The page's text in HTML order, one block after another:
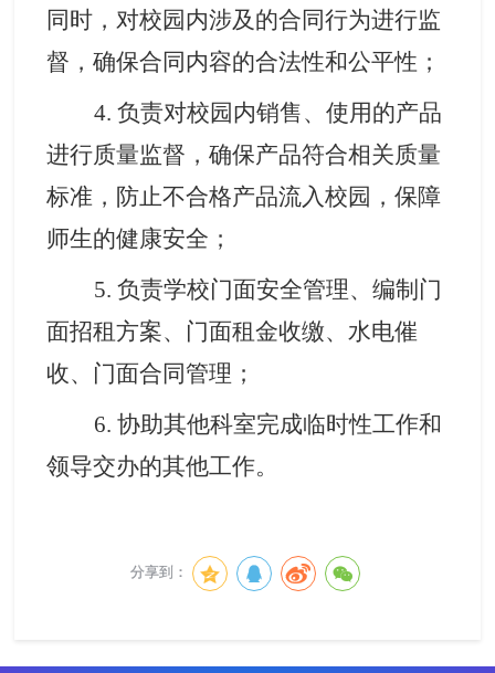
同时，对校园内涉及的合同行为进行监
督，确保合同内容的合法性和公平性 ；
4. 负责对校园内销售、使用的产品
进行质量监督，确保产品符合相关质量
标准，防止不合格产品流入校园，保障
师生的健康安全 ；
5. 负责学校门面安全管理、编制门
面招租方案、门面租金收缴、水电催
收、门面合同管理；
6.协助其他科室完成临时性工作和
领导交办的其他工作。
分享到：